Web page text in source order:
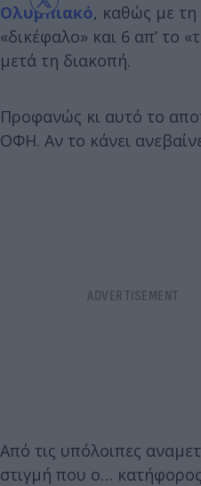
Ολυμπιακό, καθώς με τη
«δικέφαλο» και 6 απ’ το
μετά τη διακοπή.
Προφανώς κι αυτό το
ΟΦΗ. Αν το κάνει
Από τις υπόλοιπες
στιγμή που ο…